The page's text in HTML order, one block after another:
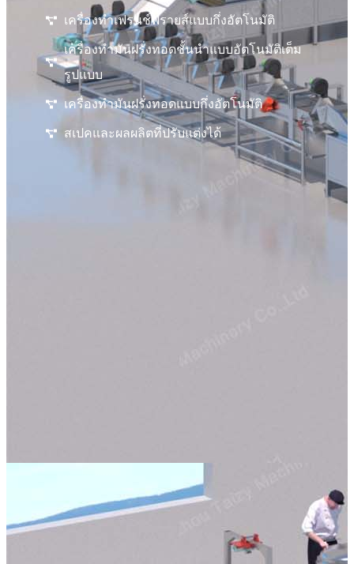
เครื่องทำเฟรนช์ฟรายส์แบบกึ่งอัตโนมัติ
เครื่องทำมันฝรั่งทอดชั้นนำแบบอัตโนมัติเต็ม
รูปแบบ
เครื่องทำมันฝรั่งทอดแบบกึ่งอัตโนมัติ
สเปคและผลผลิตที่ปรับแต่งได้